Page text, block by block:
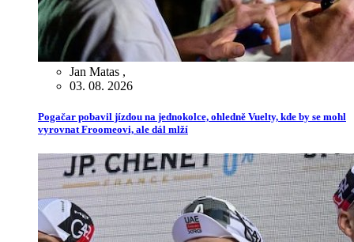
Jan Matas ,
03. 08. 2026
Pogačar pobavil jízdou na jednokolce, ohledně Vuelty, kde by se mohl
vyrovnat Froomeovi, ale dál mlží